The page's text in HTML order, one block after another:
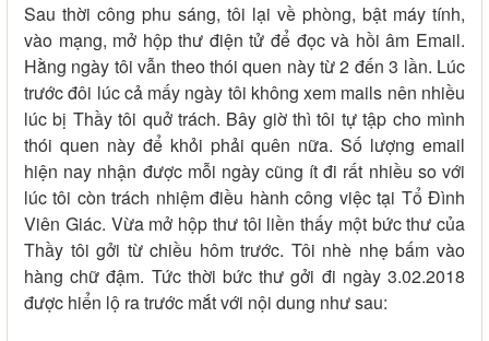
Sau thời công phu sáng, tôi lại về phòng, bật máy tính,
vào mạng, mở hộp thư điện tử để đọc và hồi âm Email.
Hằng ngày tôi vẫn theo thói quen này từ 2 đến 3 lần. Lúc
trước đôi lúc cả mấy ngày tôi không xem mails nên nhiều
lúc bị Thầy tôi quở trách. Bây giờ thì tôi tự tập cho mình
thói quen này để khỏi phải quên nữa. Số lượng email
hiện nay nhận được mỗi ngày cũng ít đi rất nhiều so với
lúc tôi còn trách nhiệm điều hành công việc tại Tổ Đình
Viên Giác. Vừa mở hộp thư tôi liền thấy một bức thư của
Thầy tôi gởi từ chiều hôm trước. Tôi nhè nhẹ bấm vào
hàng chữ đậm. Tức thời bức thư gởi đi ngày 3.02.2018
được hiển lộ ra trước mắt với nội dung như sau: